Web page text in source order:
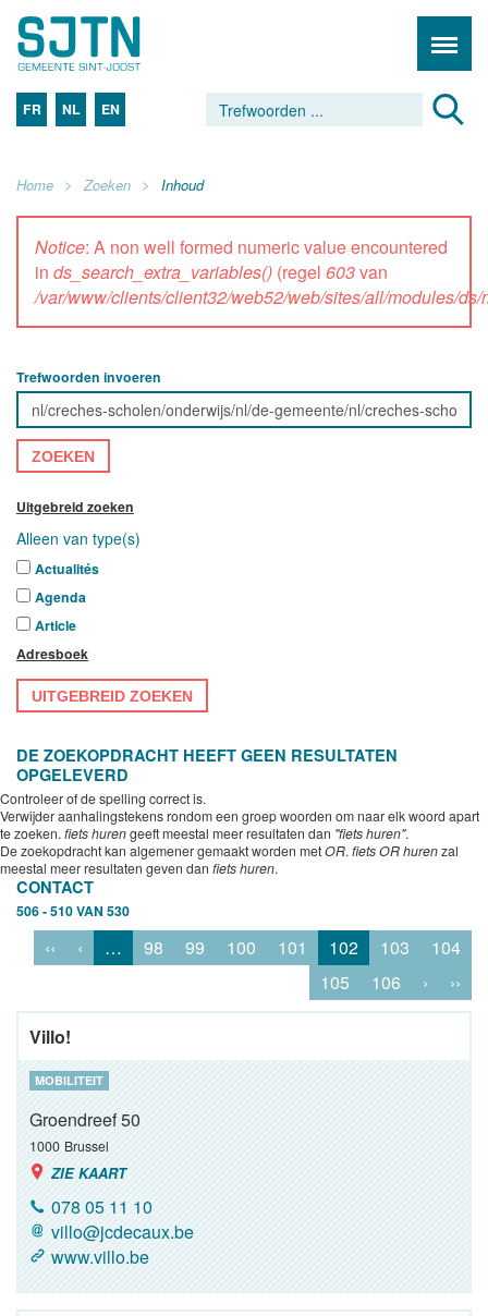
FR NL EN
Home Zoeken Inhoud
Notice: A non well formed numeric value encountered
in ds_search_extra_variables() (regel 603van
/var/www/clients/client32/web52/web/sites/all/modules/
Trefwoorden invoeren
ZOEKEN
Uitgebreid zoeken
Alleen van type(s)
Actualités
Agenda
Article
Adresboek
UITGEBREID ZOEKEN
DE ZOEKOPDRACHT HEEFT GEEN RESULTATEN
OPGELEVERD
Controleer of de spelling correct is.
Verwijder aanhalingstekens rondom een groep woorden om naar elk woord apart
te zoeken. fiets hurengeeft meestal meer resultaten dan "fiets huren".
De zoekopdracht kan algemener gemaakt worden metOR. fiets OR hurenzal
meestal meer resultaten geven dan fiets huren.
CONTACT
506 - 510 VAN 530
‹‹ ‹ … 98 99 100 101 102 103
104
105
106 › ››
Villo!
MOBILITEIT
Groendreef 50
1000 Brussel
ZIE KAART
078 05 11 10
villo@jcdecaux.be
www.villo.be